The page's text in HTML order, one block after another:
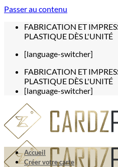
Passer au contenu
FABRICATION ET
PLASTIQUE DÈS L'UNITÉ
[language-switcher]
FABRICATION ET
PLASTIQUE DÈS L'UNITÉ
[language-switcher]
Accueil
Créer votre carte